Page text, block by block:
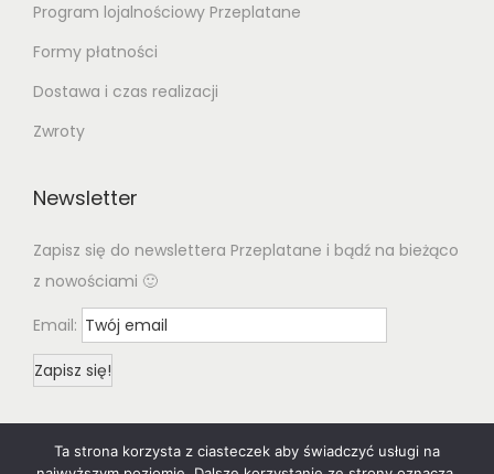
Program lojalnościowy Przeplatane
Formy płatności
Dostawa i czas realizacji
Zwroty
Newsletter
Zapisz się do newslettera Przeplatane i bądź na bieżąco
z nowościami 🙂
Email:
Ta strona korzysta z ciasteczek aby świadczyć usługi na